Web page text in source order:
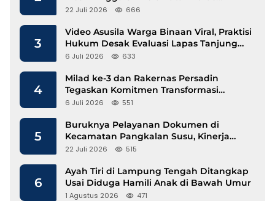
Mengalir
22 Juli 2026 666
3
Video Asusila Warga Binaan Viral, Praktisi
Hukum Desak Evaluasi Lapas Tanjung
Raja
6 Juli 2026 633
4
Milad ke-3 dan Rakernas Persadin
Tegaskan Komitmen Transformasi
Advokat Profesional di Era Digital
6 Juli 2026 551
5
Buruknya Pelayanan Dokumen di
Kecamatan Pangkalan Susu, Kinerja
Disdukcapil Langkat Disorot
22 Juli 2026 515
6
Ayah Tiri di Lampung Tengah Ditangkap
Usai Diduga Hamili Anak di Bawah Umur
1 Agustus 2026 471